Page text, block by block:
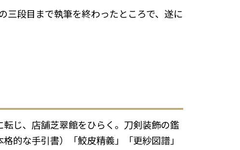
三段目まで執筆を終わったところで、遂に
じ、店舗芝翠館をひらく。刀剣装飾の鑑
的な手引書）「鮫皮精義」「更紗図譜」